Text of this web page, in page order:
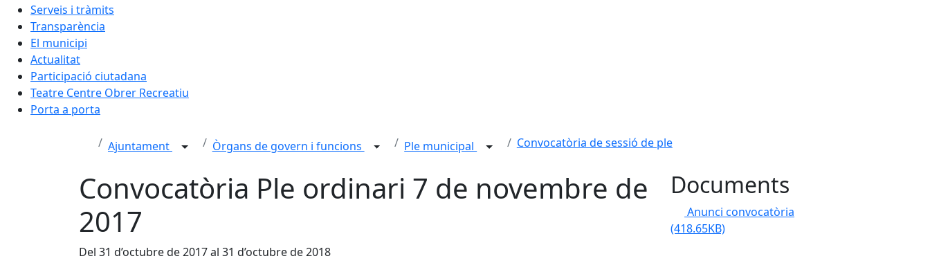
Serveis i tràmits
Transparència
El municipi
Actualitat
Participació ciutadana
Teatre Centre Obrer Recreatiu
Porta a porta
Ajuntament Òrgans de govern i funcions Ple municipal Convocatòria de sessió de ple
Convocatòria Ple ordinari 7 de novembre de
2017
Del 31 d’octubre de 2017 al 31 d’octubre de 2018
Documents
Anunci convocatòria
(418.65KB)